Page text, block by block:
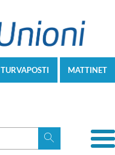
MATTINET
TURVAPOSTI